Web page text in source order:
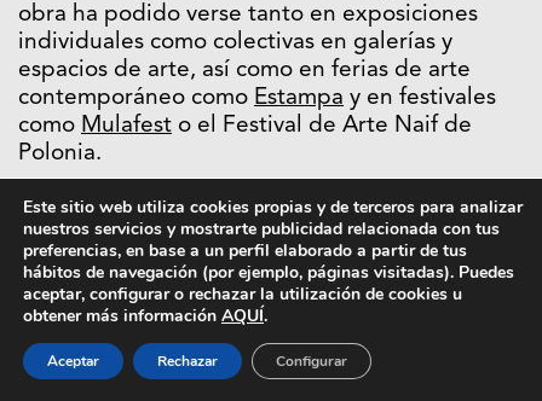
obra ha podido verse tanto en exposiciones
individuales como colectivas en galerías y
espacios de arte, así como en ferias de arte
contemporáneo como Estampa y en festivales
como Mulafest o el Festival de Arte Naif de
Polonia.
Este sitio web utiliza cookies propias y de terceros para analizar
nuestros servicios y mostrarte publicidad relacionada con tus
preferencias, en base a un perfil elaborado a partir de tus
hábitos de navegación (por ejemplo, páginas visitadas). Puedes
aceptar, configurar o rechazar la utilización de cookies u
obtener más información AQUÍ.
Aceptar Rechazar Configurar